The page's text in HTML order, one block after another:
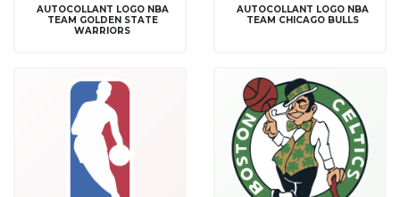
AUTOCOLLANT LOGO NBA
TEAM GOLDEN STATE
WARRIORS
AUTOCOLLANT LOGO NBA
TEAM CHICAGO BULLS